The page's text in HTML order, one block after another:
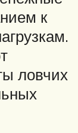
к
ловчих